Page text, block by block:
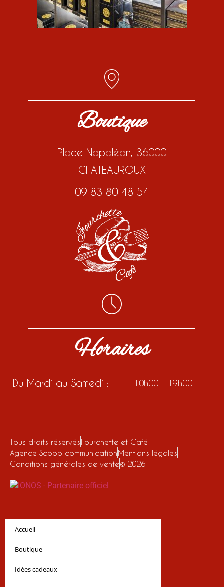
Boutique
Place Napoléon, 36000
CHATEAUROUX
09 83 80 48 54
Horaires
Du Mardi au Samedi : 10h00 – 19h00
Tous droits réservésFourchette et Café
Agence Scoop communicationMentions légales
Conditions générales de vente© 2026
Accueil
Boutique
Idées cadeaux